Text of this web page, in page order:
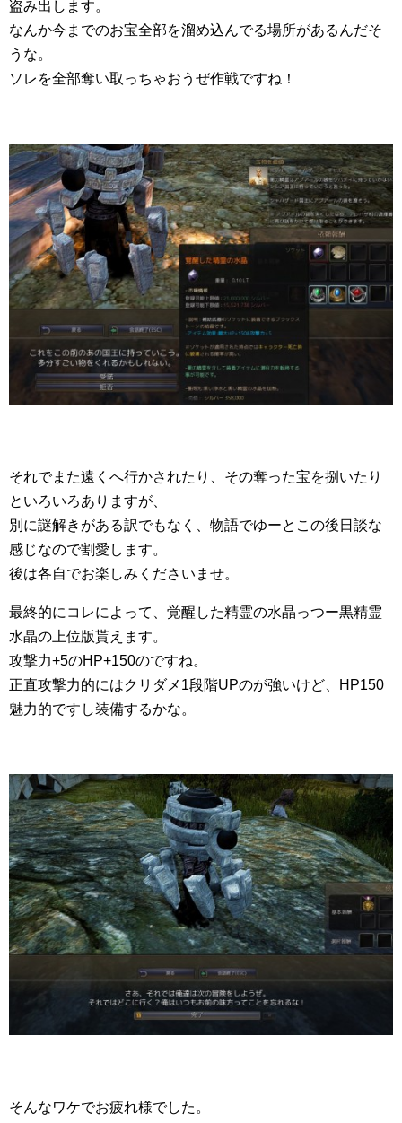
盗み出します。
なんか今までのお宝全部を溜め込んでる場所があるんだそ
うな。
ソレを全部奪い取っちゃおうぜ作戦ですね！
それでまた遠くへ行かされたり、その奪った宝を捌いたり
といろいろありますが、
別に謎解きがある訳でもなく、物語でゆーとこの後日談な
感じなので割愛します。
後は各自でお楽しみくださいませ。
最終的にコレによって、覚醒した精霊の水晶っつー黒精霊
水晶の上位版貰えます。
攻撃力+5のHP+150のですね。
正直攻撃力的にはクリダメ1段階UPのが強いけど、HP150
魅力的ですし装備するかな。
そんなワケでお疲れ様でした。